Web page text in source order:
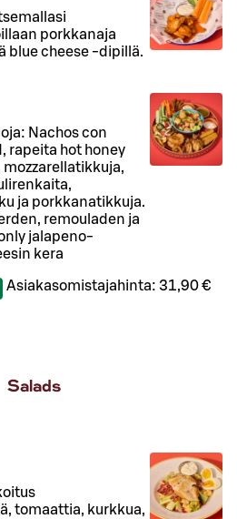
porkkanaja
blue cheese -dipillä.
Nachos con
rapeita hot honey
ja porkkanatikkuja.
remouladen ja
jalapeno-
kera
Asiakasomistajahinta: 31,90 €
Salads
tomaattia, kurkkua,